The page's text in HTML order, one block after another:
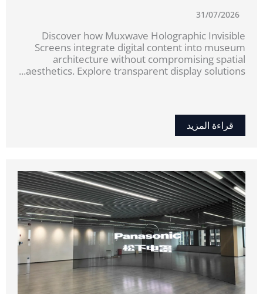
31/07/2026
Discover how Muxwave Holographic Invisible
Screens integrate digital content into museum
architecture without compromising spatial
aesthetics. Explore transparent display solutions...
قراءة المزيد